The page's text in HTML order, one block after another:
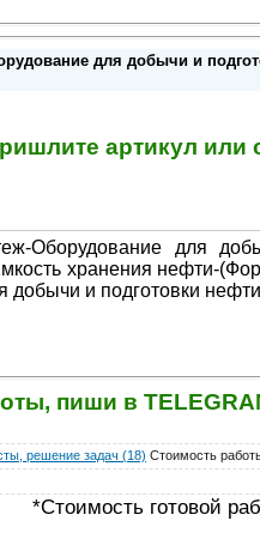
для добычи и
артикул или
Оборудование для
хранения нефти-
и подготовки
пиши в
решение задач (18) Стоимость
*Стоимость готовой